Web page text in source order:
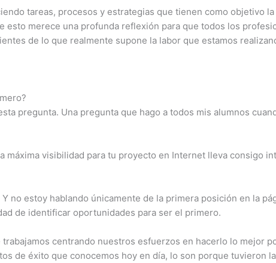
tareas, procesos y estrategias que tienen como objetivo
merece una profunda reflexión para que todos los
de lo que realmente supone la labor que estamos
pregunta. Una pregunta que hago a todos mis alumnos
máxima visibilidad para tu proyecto en Internet lleva consigo
no estoy hablando únicamente de la primera posición en la
de identificar oportunidades para ser el primero.
centrando nuestros esfuerzos en hacerlo lo mejor
de éxito que conocemos hoy en día, lo son porque tuvieron